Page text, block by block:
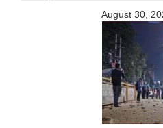
August 30,